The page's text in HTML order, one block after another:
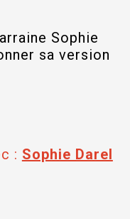
Sophie
sa version
: Sophie Darel